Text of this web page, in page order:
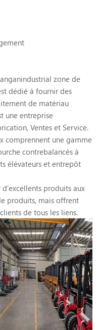
zone de
dédié à fournir des
de matériau
une entreprise
Ventes et Service.
comprennent une gamme
contrebalancés à
élévateurs et entrepôt
produits aux
produits, mais offrent
de tous les liens.